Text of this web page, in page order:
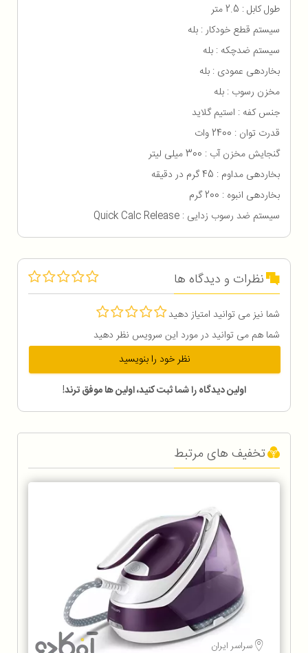
طول کابل : 2.5 متر
سیستم قطع خودکار : بله
سیستم ضدچکه : بله
بخاردهی عمودی : بله
مخزن رسوب : بله
جنس کفه : استیم گلاید
قدرت توان : 2400 وات
گنجایش مخزن آب : 300 میلی لیتر
بخاردهی مداوم : 45 گرم در دقیقه
بخاردهی انبوه : 200 گرم
سیستم ضد رسوب زدایی : Quick Calc Release
نظرات و دیدگاه ها
شما نیز می توانید امتیاز دهید
شما هم می توانید در مورد این سرویس نظر دهید
نظر خود را بنویسید
اولین دیدگاه را شما ثبت کنید، اولین ها موفق ترند!
تخفیف های مرتبط
سراسر ایران